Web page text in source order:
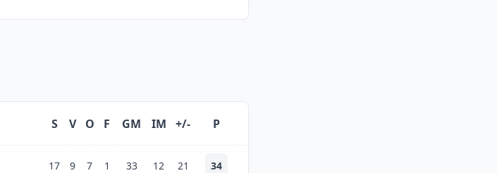
S V O F GM IM +/- P
17 9 7 1 33 12 21 34